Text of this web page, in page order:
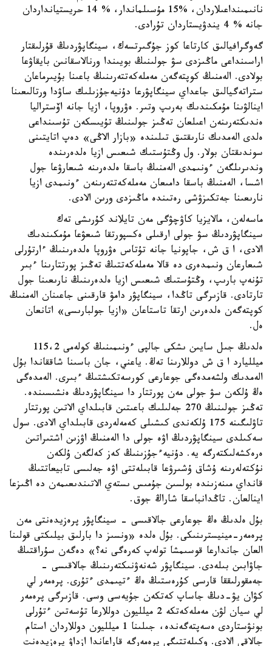
نانىمىنداعىلاردان، %15 مۇسىلماندار، % 14 حريستيانداردان
جانە % 4 يندۋيستاردان تۇرادى.
گەوگرافيالىق كارتاعا كوز جۇگىرتسەك، سينگاپۋردىڭ قۇرلىقتار
اراسىنداعى ماڭىزدى سۋ جولىنىڭ بويىندا ورنالاسقانىن بايقاۋعا
بولادى. الەمنىڭ كوپتەگەن مەملەكەتتەرىنىڭ باعىنا بۇيىرماعان
ستراتەگيالىق جاعداي سينگاپۋرعا دۇنيەجۇزىلىك ساۋدا ورتالىعىنا
اينالۋىنا مۇمكىندىك بەرىپ وتىر. ەۋروپا، ازيا جانە اۆستراليا
ەندىكتەرىنەن اعىلعان تەڭىز جولىنىڭ تۇيىسكەن تۇسىنداعى
ەلدى الەمدىك نارىقتىق تىلىندە «بازار الاڭى» دەپ اتايتىنى
سوندىقتان بولار. ول وڭتۇستىك شىعىس ازيا ەلدەرىندە
وندىرىلگەن ءونىمدى الەمنىڭ باسقا ەلدەرىنە شىعارۋعا جول
اشسا، الەمنىڭ باسقا دامىعان مەملەكەتتەرىنەن ءونىمدى ازيا
نارىعىنا جەتكىزۋشى رەتىندە ماڭىزدى ورىن الادى.
ماسەلەن، مالايزيا كاۋچۋگى مەن تايلاند كۇرىشى تەك
سينگاپۋردىڭ سۋ جولى ارقىلى ەكسپورتقا شىعۋعا مۇمكىندىك
الادى، ا ق ش، جاپونيا جانە تۇتاس ەۋروپا ەلدەرىنىڭ ءارتۇرلى
شىعارعان ونىمدەرى دە قالا مەملەكەتتىڭ تەڭىز پورتتارىنا ءبىر
تۇنەپ بارىپ، وڭتۇستىك شىعىس ازيا ەلدەرىنىڭ نارىعىنا جول
تارتادى. قازىرگى تاڭدا، سينگاپۋر دامۋ قارقىنى جاعىنان الەمنىڭ
كوپتەگەن ەلدەرىن ارتقا تاستاعان «ازيا جولبارىسى» اتانعان
ەل.
ەلدىڭ جىل سايىن ىشكى جالپى ءونىمىنىڭ كولەمى 115،2
ميلليارد ا ق ش دوللارىنا تەڭ. ياعني، جان باسىنا شاققاندا بۇل
الەمدىك ولشەمدەگى جوعارعى كورسەتكىشتىڭ ءبىرى. الەمدەگى
ەڭ ۇلكەن سۋ جولى مەن پورتتار دا سينگاپۋردىڭ ەنشىسىندە.
تەڭىز جولىنىڭ 270 جەلىلىك باعىتىن قابىلداي الاتىن پورتتار
تاۋلىگىنە 175 ۇلكەندى كىشىلى كەمەلەردى قابىلداي الادى. سول
سەكىلدى سينگاپۋردىڭ اۋە جولى دا الەمنىڭ اۋزىن اشتىراتىن
ەرەكشەلىكتەرگە يە. دۇنيەءجۇزىنىڭ كەز كەلگەن ۇلكەن
نۇكتەلەرىنە ۇشاق ۇشىرۋعا قابىلەتتى اۋە جەلىسى تابيعاتتىڭ
قانداي مىنەزىندە بولسىن جۇمىس ىستەي الاتىندىعىمەن دە اڭىزعا
اينالعان. تاڭدانباسقا شاراڭ جوق.
بۇل ەلدىڭ ەڭ جوعارعى جالاقىسى - سينگاپۋر پرەزيدەنتى مەن
پرەمەر-مينيسترىنىكى. بۇل ەلدە «ونسىز دا بارلىق بيلىكتى قولىنا
العان جاندارعا قوسىمشا تولەپ كەرەگى نە؟» دەگەن سۇراقتىڭ
جاۋابىن بىلەدى. سينگاپۋر شەنەۋنىكتەرىنىڭ جالاقىسى -
جەمقورلىققا قارسى كۇرەستىڭ ەڭ ءتيىمدى ءتۇرى. پرەمەر لي
كۋان يۋ-دىڭ جاساپ كەتكەن جۇيەسى وسى. قازىرگى پرەمەر
لي سيان لۋن مەملەكەتكە 2 ميلليون دوللارعا تۇسەتىن ءتۇرلى
بونۋستاردى ەسەپتەگەندە، جىلىنا 1 ميلليون دوللاردان استام